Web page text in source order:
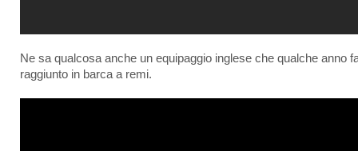
Ne sa qualcosa anche un equipaggio inglese che qualche anno
raggiunto in barca a remi.